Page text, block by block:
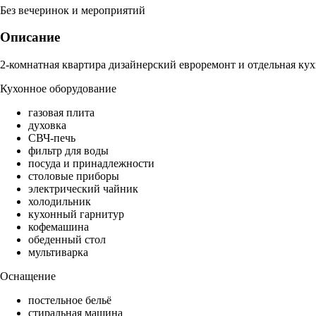
Без вечеринок и мероприятий
Описание
2-комнатная квартира дизайнерский евроремонт и отдельная
Кухонное оборудование
газовая плита
духовка
СВЧ-печь
фильтр для воды
посуда и принадлежности
столовые приборы
электрический чайник
холодильник
кухонный гарнитур
кофемашина
обеденный стол
мультиварка
Оснащение
постельное бельё
стиральная машина